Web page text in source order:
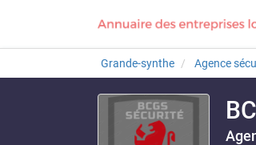
Grande-synthe Agence